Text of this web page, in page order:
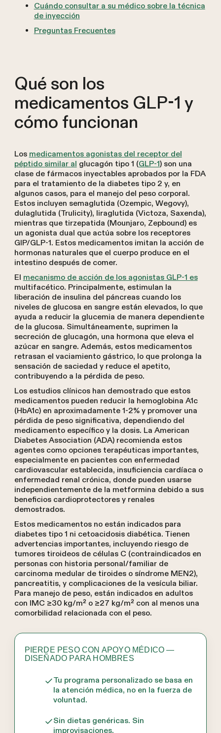
Cuándo consultar a su médico sobre la técnica
de inyección
Preguntas Frecuentes
Qué son los
medicamentos GLP-1 y
cómo funcionan
Los medicamentos agonistas del receptor del
péptido similar al glucagón tipo 1 (GLP-1) son una
clase de fármacos inyectables aprobados por la FDA
para el tratamiento de la diabetes tipo 2 y, en
algunos casos, para el manejo del peso corporal.
Estos incluyen semaglutida (Ozempic, Wegovy),
dulaglutida (Trulicity), liraglutida (Victoza, Saxenda),
mientras que tirzepatida (Mounjaro, Zepbound) es
un agonista dual que actúa sobre los receptores
GIP/GLP-1. Estos medicamentos imitan la acción de
hormonas naturales que el cuerpo produce en el
intestino después de comer.
El mecanismo de acción de los agonistas GLP-1 es
multifacético. Principalmente, estimulan la
liberación de insulina del páncreas cuando los
niveles de glucosa en sangre están elevados, lo que
ayuda a reducir la glucemia de manera dependiente
de la glucosa. Simultáneamente, suprimen la
secreción de glucagón, una hormona que eleva el
azúcar en sangre. Además, estos medicamentos
retrasan el vaciamiento gástrico, lo que prolonga la
sensación de saciedad y reduce el apetito,
contribuyendo a la pérdida de peso.
Los estudios clínicos han demostrado que estos
medicamentos pueden reducir la hemoglobina A1c
(HbA1c) en aproximadamente 1-2% y promover una
pérdida de peso significativa, dependiendo del
medicamento específico y la dosis. La American
Diabetes Association (ADA) recomienda estos
agentes como opciones terapéuticas importantes,
especialmente en pacientes con enfermedad
cardiovascular establecida, insuficiencia cardíaca o
enfermedad renal crónica, donde pueden usarse
independientemente de la metformina debido a sus
beneficios cardioprotectores y renales
demostrados.
Estos medicamentos no están indicados para
diabetes tipo 1 ni cetoacidosis diabética. Tienen
advertencias importantes, incluyendo riesgo de
tumores tiroideos de células C (contraindicados en
personas con historia personal/familiar de
carcinoma medular de tiroides o síndrome MEN2),
pancreatitis, y complicaciones de la vesícula biliar.
Para manejo de peso, están indicados en adultos
con IMC ≥30 kg/m² o ≥27 kg/m² con al menos una
comorbilidad relacionada con el peso.
PIERDE PESO CON APOYO MÉDICO —
DISEÑADO PARA HOMBRES
Tu programa personalizado se basa en
la atención médica, no en la fuerza de
voluntad.
Sin dietas genéricas. Sin
improvisaciones.